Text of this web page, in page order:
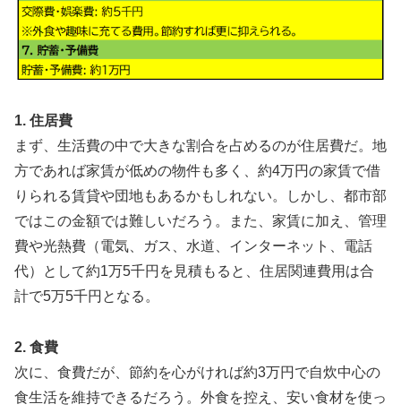
1. 住居費
まず、生活費の中で大きな割合を占めるのが住居費だ。地
方であれば家賃が低めの物件も多く、約4万円の家賃で借
りられる賃貸や団地もあるかもしれない。しかし、都市部
ではこの金額では難しいだろう。また、家賃に加え、管理
費や光熱費（電気、ガス、水道、インターネット、電話
代）として約1万5千円を見積もると、住居関連費用は合
計で5万5千円となる。
2. 食費
次に、食費だが、節約を心がければ約3万円で自炊中心の
食生活を維持できるだろう。外食を控え、安い食材を使っ